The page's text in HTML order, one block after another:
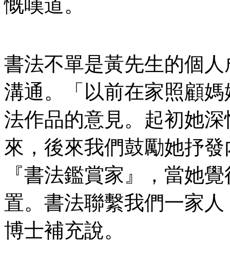
慨嘆道。
書法不單是黃先生的個
溝通。「以前在家照顧
法作品的意見。起初她
來，後來我們鼓勵她抒
『書法鑑賞家』，當她
置。書法聯繫我們一家
博士補充說。